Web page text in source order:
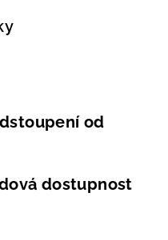
od
dostupnost